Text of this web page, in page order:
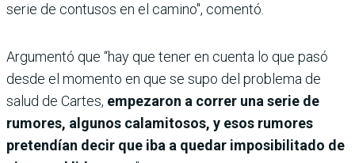
serie de contusos en el camino", comentó.
Argumentó que “hay que tener en cuenta lo que pasó
desde el momento en que se supo del problema de
salud de Cartes, empezaron a correr una serie de
rumores, algunos calamitosos, y esos rumores
pretendían decir que iba a quedar imposibilitado de